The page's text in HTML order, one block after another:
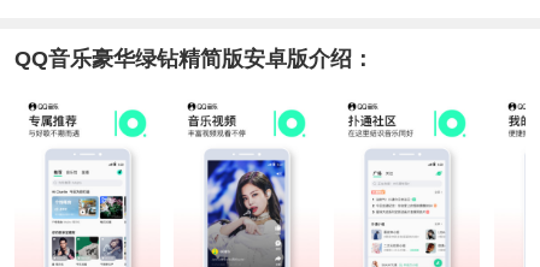
QQ音乐豪华绿钻精简版安卓版介绍：